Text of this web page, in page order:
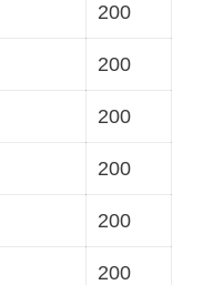
200
200
200
200
200
200